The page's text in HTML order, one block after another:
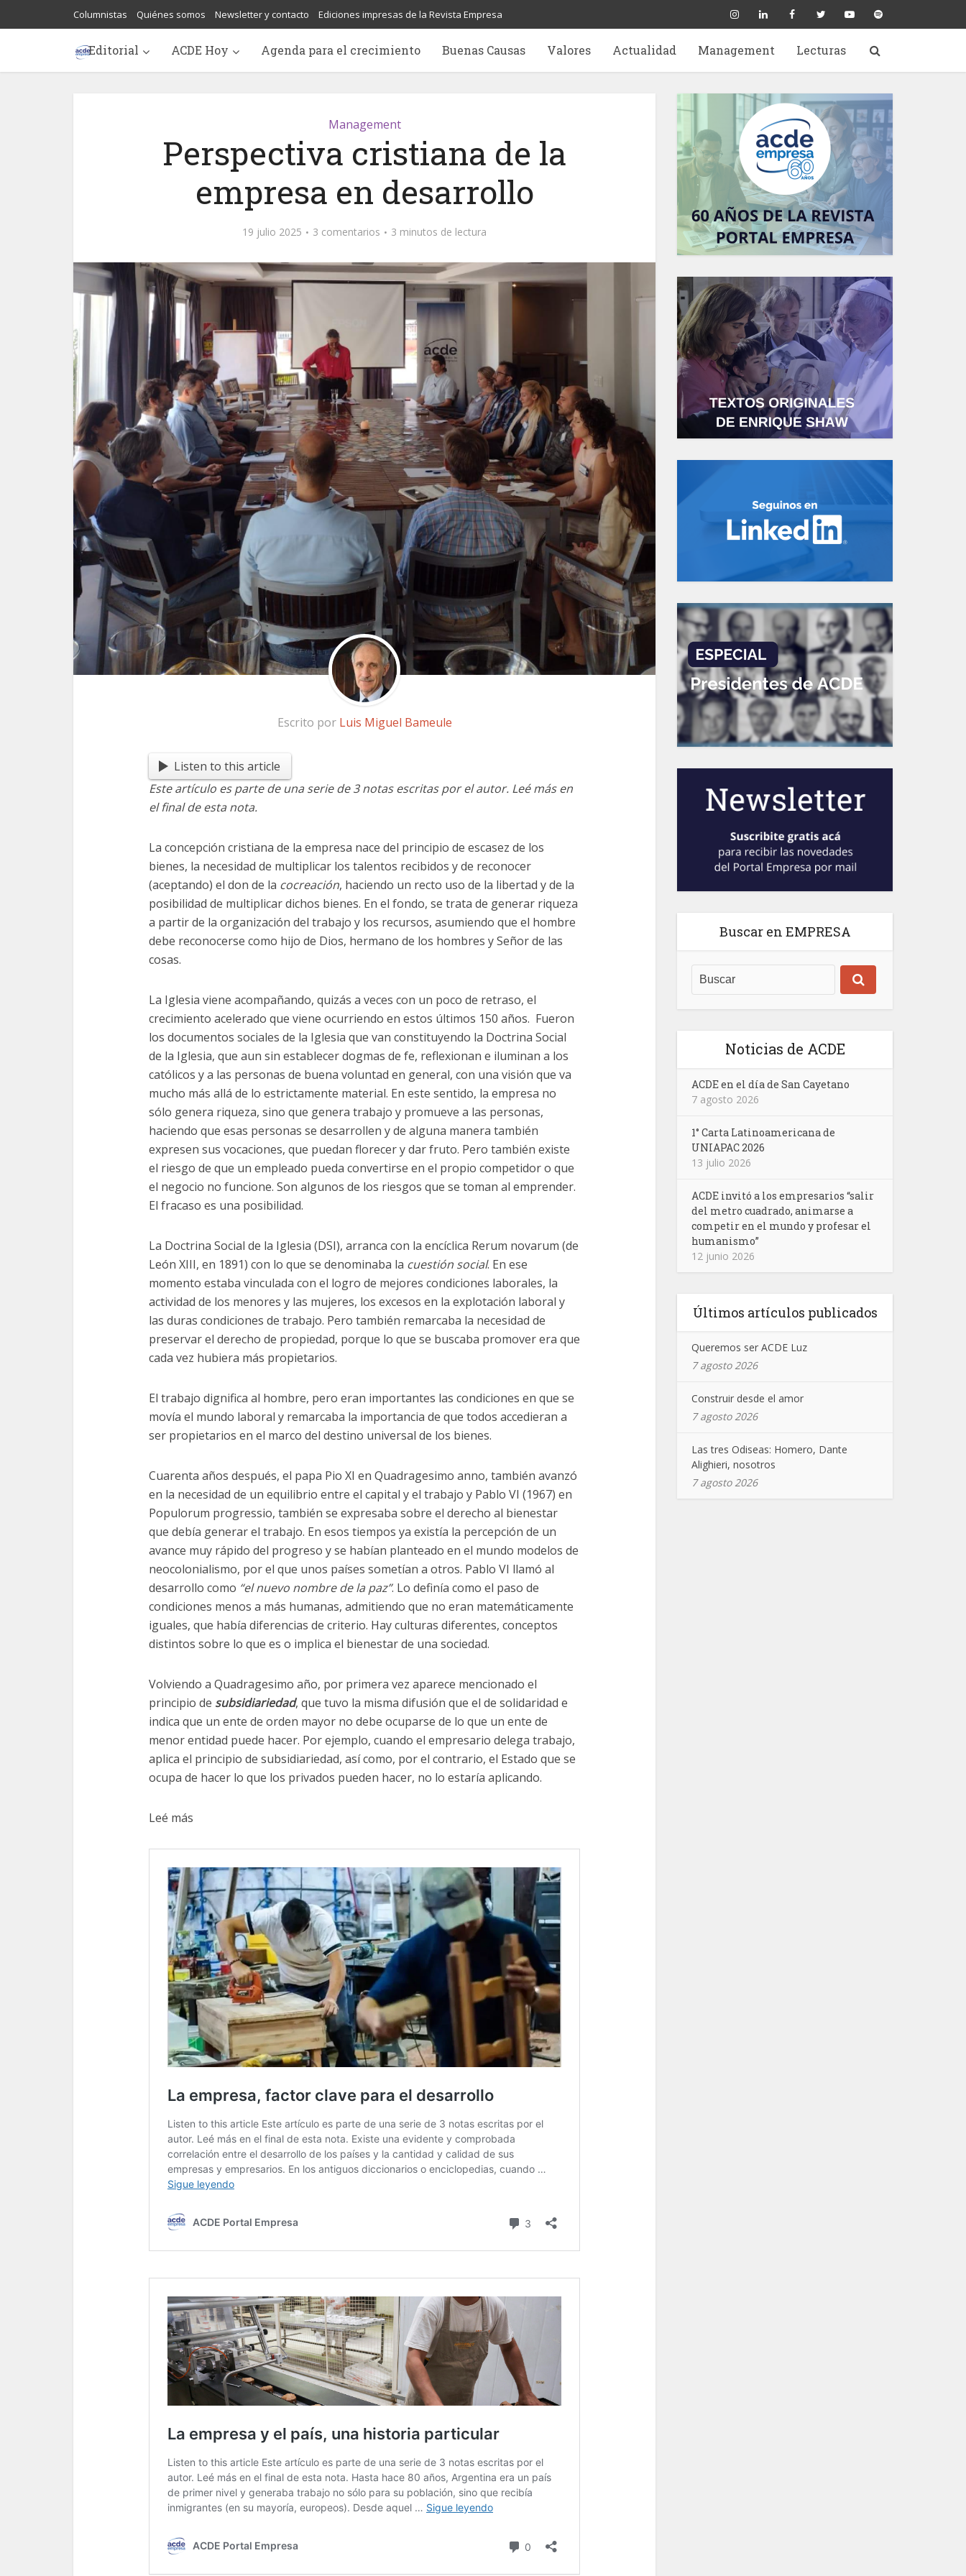
Columnistas Quiénes somos Newsletter y contacto Ediciones impresas de la Revista Empresa
Editorial ACDE Hoy Agenda para el crecimiento Buenas Causas Valores Actualidad Management Lecturas
Management
Perspectiva cristiana de la
empresa en desarrollo
19 julio 2025 3 comentarios 3 minutos de lectura
Escrito por Luis Miguel Bameule
Listen to this article
Este artículo es parte de una serie de 3 notas escritas por el autor. Leé más en
el final de esta nota.
La concepción cristiana de la empresa nace del principio de escasez de los
bienes, la necesidad de multiplicar los talentos recibidos y de reconocer
(aceptando) el don de la cocreación, haciendo un recto uso de la libertad y de la
posibilidad de multiplicar dichos bienes. En el fondo, se trata de generar riqueza
a partir de la organización del trabajo y los recursos, asumiendo que el hombre
debe reconocerse como hijo de Dios, hermano de los hombres y Señor de las
cosas.
La Iglesia viene acompañando, quizás a veces con un poco de retraso, el
crecimiento acelerado que viene ocurriendo en estos últimos 150 años. Fueron
los documentos sociales de la Iglesia que van constituyendo la Doctrina Social
de la Iglesia, que aun sin establecer dogmas de fe, reflexionan e iluminan a los
católicos y a las personas de buena voluntad en general, con una visión que va
mucho más allá de lo estrictamente material. En este sentido, la empresa no
sólo genera riqueza, sino que genera trabajo y promueve a las personas,
haciendo que esas personas se desarrollen y de alguna manera también
expresen sus vocaciones, que puedan florecer y dar fruto. Pero también existe
el riesgo de que un empleado pueda convertirse en el propio competidor o que
el negocio no funcione. Son algunos de los riesgos que se toman al emprender.
El fracaso es una posibilidad.
La Doctrina Social de la Iglesia (DSI), arranca con la encíclica Rerum novarum (de
León XIII, en 1891) con lo que se denominaba la cuestión social. En ese
momento estaba vinculada con el logro de mejores condiciones laborales, la
actividad de los menores y las mujeres, los excesos en la explotación laboral y
las duras condiciones de trabajo. Pero también remarcaba la necesidad de
preservar el derecho de propiedad, porque lo que se buscaba promover era que
cada vez hubiera más propietarios.
El trabajo dignifica al hombre, pero eran importantes las condiciones en que se
movía el mundo laboral y remarcaba la importancia de que todos accedieran a
ser propietarios en el marco del destino universal de los bienes.
Cuarenta años después, el papa Pio XI en Quadragesimo anno, también avanzó
en la necesidad de un equilibrio entre el capital y el trabajo y Pablo VI (1967) en
Populorum progressio, también se expresaba sobre el derecho al bienestar
que debía generar el trabajo. En esos tiempos ya existía la percepción de un
avance muy rápido del progreso y se habían planteado en el mundo modelos de
neocolonialismo, por el que unos países sometían a otros. Pablo VI llamó al
desarrollo como “el nuevo nombre de la paz”. Lo definía como el paso de
condiciones menos a más humanas, admitiendo que no eran matemáticamente
iguales, que había diferencias de criterio. Hay culturas diferentes, conceptos
distintos sobre lo que es o implica el bienestar de una sociedad.
Volviendo a Quadragesimo año, por primera vez aparece mencionado el
principio de subsidiariedad, que tuvo la misma difusión que el de solidaridad e
indica que un ente de orden mayor no debe ocuparse de lo que un ente de
menor entidad puede hacer. Por ejemplo, cuando el empresario delega trabajo,
aplica el principio de subsidiariedad, así como, por el contrario, el Estado que se
ocupa de hacer lo que los privados pueden hacer, no lo estaría aplicando.
Leé más
Buscar en EMPRESA
Noticias de ACDE
ACDE en el día de San Cayetano
7 agosto 2026
1° Carta Latinoamericana de
UNIAPAC 2026
13 julio 2026
ACDE invitó a los empresarios “salir
del metro cuadrado, animarse a
competir en el mundo y profesar el
humanismo”
12 junio 2026
Últimos artículos publicados
Queremos ser ACDE Luz
7 agosto 2026
Construir desde el amor
7 agosto 2026
Las tres Odiseas: Homero, Dante
Alighieri, nosotros
7 agosto 2026